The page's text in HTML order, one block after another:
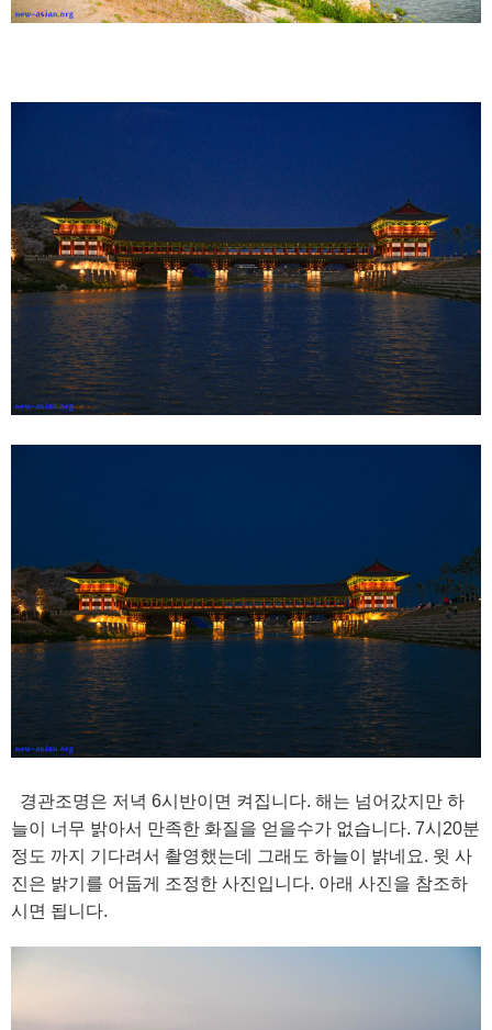
경관조명은 저녁 6시반이면 켜집니다. 해는 넘어갔지만 하
늘이 너무 밝아서 만족한 화질을 얻을수가 없습니다. 7시20분
정도 까지 기다려서 촬영했는데 그래도 하늘이 밝네요. 윗 사
진은 밝기를 어둡게 조정한 사진입니다. 아래 사진을 참조하
시면 됩니다.